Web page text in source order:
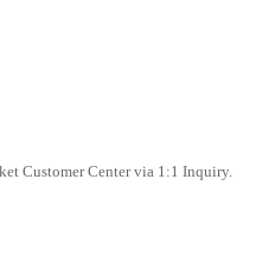
Customer Center via 1:1 Inquiry.